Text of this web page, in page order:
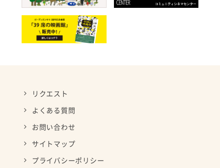
リクエスト
よくある質問
お問い合わせ
サイトマップ
プライバシーポリシー